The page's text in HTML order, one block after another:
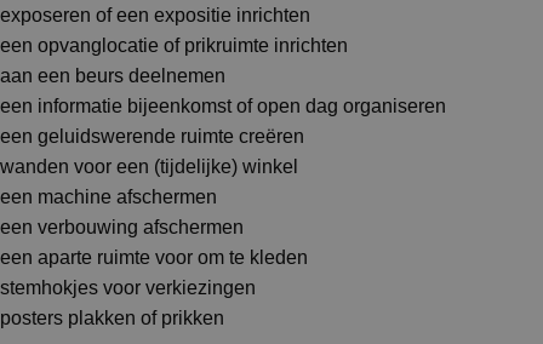
exposeren of een expositie inrichten
een opvanglocatie of prikruimte inrichten
aan een beurs deelnemen
een informatie bijeenkomst of open dag organiseren
een geluidswerende ruimte creëren
wanden voor een (tijdelijke) winkel
een machine afschermen
een verbouwing afschermen
een aparte ruimte voor om te kleden
stemhokjes voor verkiezingen
posters plakken of prikken